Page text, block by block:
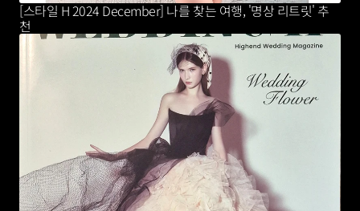
[스타일 H 2024 December] 나를 찾는 여행, '명상 리트릿' 추
천